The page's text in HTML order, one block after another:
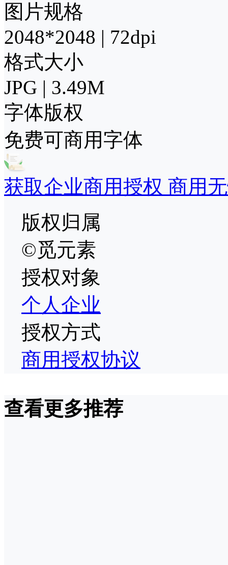
图片规格
2048*2048 | 72dpi
格式大小
JPG | 3.49M
字体版权
免费可商用字体
获取企业商用授权 商用
版权归属
©觅元素
授权对象
个人企业
授权方式
商用授权协议
查看更多推荐